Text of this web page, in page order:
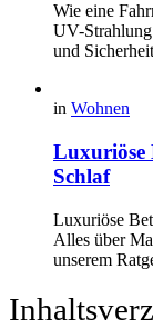
Wie eine
UV-
und
in Wohnen
Luxuriöse
Schlaf
Luxuriöse
Alles über
unserem